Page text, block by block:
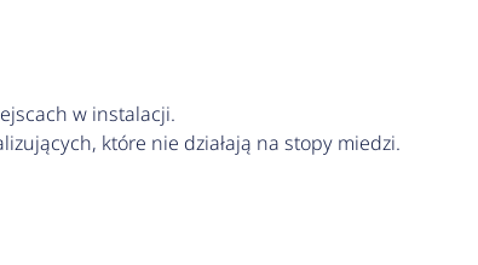
w instalacji.
które nie działają na stopy miedzi.